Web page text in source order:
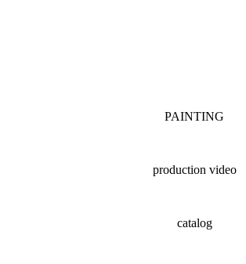
PAINTING
production video
catalog